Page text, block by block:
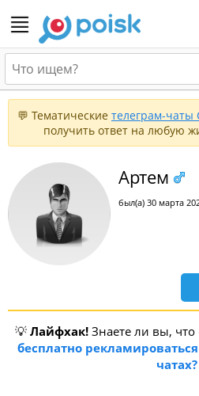
💬 Тематические телеграм-чаты
получить ответ на любую
Артем
был(а) 30 марта
💡 Лайфхак! Знаете ли вы,
бесплатно
чатах?